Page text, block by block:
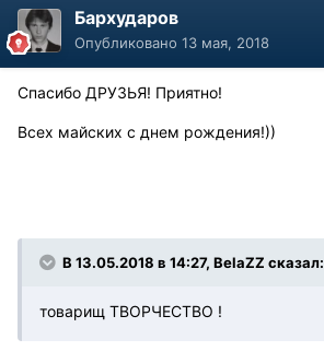
Бархударов
Опубликовано 13 мая, 2018
Спасибо ДРУЗЬЯ! Приятно!
Всех майских с днем рождения!))
В 13.05.2018 в 14:27, BelaZZ сказал:
товарищ ТВОРЧЕСТВО !